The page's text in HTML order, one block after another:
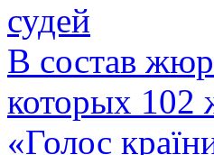
судей
В состав
которых
«Голос